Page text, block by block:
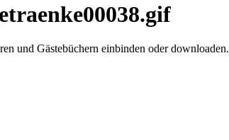
und Gästebüchern einbinden oder downloaden.